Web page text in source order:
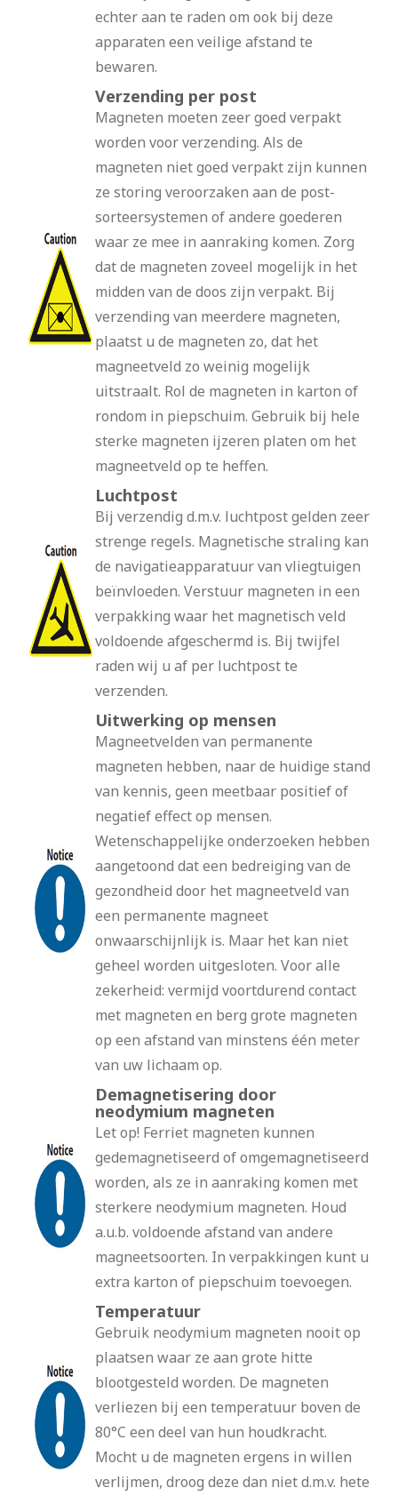
echter aan te raden om ook bij deze
apparaten een veilige afstand te
bewaren.
Verzending per post
Magneten moeten zeer goed verpakt
worden voor verzending. Als de
magneten niet goed verpakt zijn kunnen
ze storing veroorzaken aan de post-
sorteersystemen of andere goederen
waar ze mee in aanraking komen. Zorg
dat de magneten zoveel mogelijk in het
midden van de doos zijn verpakt. Bij
verzending van meerdere magneten,
plaatst u de magneten zo, dat het
magneetveld zo weinig mogelijk
uitstraalt. Rol de magneten in karton of
rondom in piepschuim. Gebruik bij hele
sterke magneten ijzeren platen om het
magneetveld op te heffen.
Luchtpost
Bij verzendig d.m.v. luchtpost gelden zeer
strenge regels. Magnetische straling kan
de navigatieapparatuur van vliegtuigen
beïnvloeden. Verstuur magneten in een
verpakking waar het magnetisch veld
voldoende afgeschermd is. Bij twijfel
raden wij u af per luchtpost te
verzenden.
Uitwerking op mensen
Magneetvelden van permanente
magneten hebben, naar de huidige stand
van kennis, geen meetbaar positief of
negatief effect op mensen.
Wetenschappelijke onderzoeken hebben
aangetoond dat een bedreiging van de
gezondheid door het magneetveld van
een permanente magneet
onwaarschijnlijk is. Maar het kan niet
geheel worden uitgesloten. Voor alle
zekerheid: vermijd voortdurend contact
met magneten en berg grote magneten
op een afstand van minstens één meter
van uw lichaam op.
Demagnetisering door
neodymium magneten
Let op! Ferriet magneten kunnen
gedemagnetiseerd of omgemagnetiseerd
worden, als ze in aanraking komen met
sterkere neodymium magneten. Houd
a.u.b. voldoende afstand van andere
magneetsoorten. In verpakkingen kunt u
extra karton of piepschuim toevoegen.
Temperatuur
Gebruik neodymium magneten nooit op
plaatsen waar ze aan grote hitte
blootgesteld worden. De magneten
verliezen bij een temperatuur boven de
80°C een deel van hun houdkracht.
Mocht u de magneten ergens in willen
verlijmen, droog deze dan niet d.m.v. hete